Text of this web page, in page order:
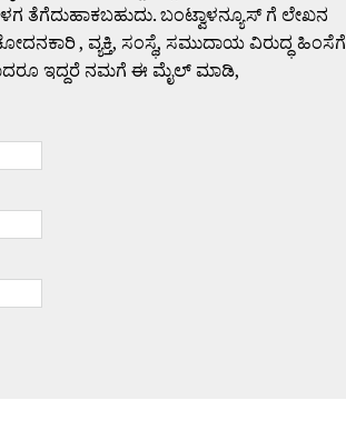
ತೆಗೆದುಹಾಕಬಹುದು. ಬಂಟ್ವಾಳನ್ಯೂಸ್ ಗೆ ಲೇಖನ
, ವ್ಯಕ್ತಿ, ಸಂಸ್ಥೆ, ಸಮುದಾಯ ವಿರುದ್ಧ ಹಿಂಸೆಗೆ
ಇದ್ದರೆ ನಮಗೆ ಈ ಮೈಲ್ ಮಾಡಿ,